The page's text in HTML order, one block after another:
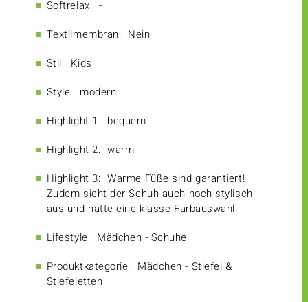
Softrelax: -
Textilmembran: Nein
Stil: Kids
Style: modern
Highlight 1: bequem
Highlight 2: warm
Highlight 3: Warme Füße sind garantiert!
Zudem sieht der Schuh auch noch stylisch
aus und hatte eine klasse Farbauswahl.
Lifestyle: Mädchen - Schuhe
Produktkategorie: Mädchen - Stiefel &
Stiefeletten